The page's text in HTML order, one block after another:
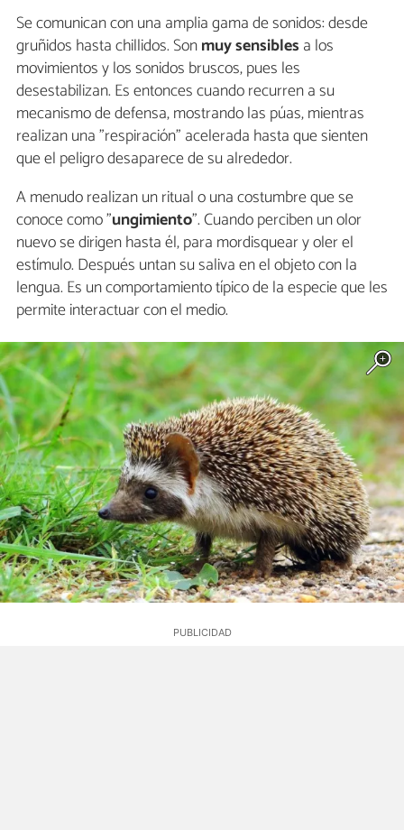
Se comunican con una amplia gama de sonidos: desde
gruñidos hasta chillidos. Sonmuy sensibles a los
movimientos y los sonidos bruscos, pues les
desestabilizan. Es entonces cuando recurren a su
mecanismo de defensa, mostrando las púas, mientras
realizan una "respiración" acelerada hasta que sienten
que el peligro desaparece de su alrededor.
A menudo realizan un ritual o una costumbre que se
conoce como "ungimiento". Cuando perciben un olor
nuevo se dirigen hasta él, para mordisquear y oler el
estímulo. Después untan su saliva en el objeto con la
lengua. Es un comportamiento típico de la especie que les
permite interactuar con el medio.